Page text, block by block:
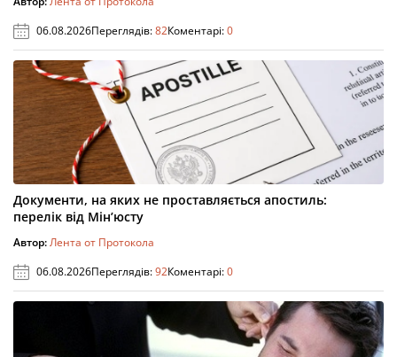
06.08.2026Переглядів:82Коментарі:0
Документи, на яких не проставляється апостиль:
перелік від Мін’юсту
Автор:Лента от Протокола
06.08.2026Переглядів:92Коментарі:0